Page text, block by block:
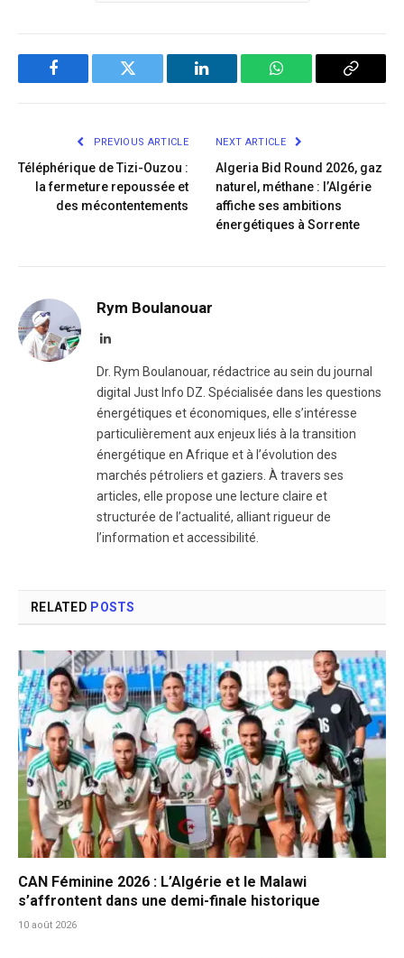
Facebook Twitter LinkedIn WhatsApp Copy
PREVIOUS ARTICLE
Téléphérique de Tizi-Ouzou :
la fermeture repoussée et
des mécontentements
NEXT ARTICLE
Algeria Bid Round 2026, gaz
naturel, méthane : l’Algérie
affiche ses ambitions
énergétiques à Sorrente
Rym Boulanouar
LinkedIn
Dr. Rym Boulanouar, rédactrice au sein du journal
digital Just Info DZ. Spécialisée dans les questions
énergétiques et économiques, elle s’intéresse
particulièrement aux enjeux liés à la transition
énergétique en Afrique et à l’évolution des
marchés pétroliers et gaziers. À travers ses
articles, elle propose une lecture claire et
structurée de l’actualité, alliant rigueur de
l’information et accessibilité.
RELATED POSTS
CAN Féminine 2026 : L’Algérie et le Malawi
s’affrontent dans une demi-finale historique
10 août 2026